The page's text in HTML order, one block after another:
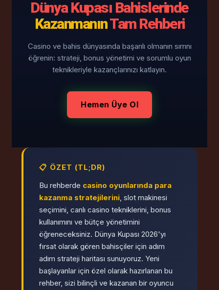
Dünya Kupası Bahislerinde
KazanmanınTam Rehberi
Casino ve bahis dünyasında başarılı olmanın sırrını
öğrenin: strateji, bonus yönetimi ve sorumlu oyun
teknikleriyle kazançlarınızı katlayın.
Hemen Üye Ol
📋 ÖZET (TL;DR)
Bu rehberde casino oyunlarında para
kazanma stratejilerini, slot makinesi
seçimini, canlı casino tekniklerini, bonus
kullanımını ve bütçe yönetimini
öğreneceksiniz. Dünya Kupası 2026'yı
fırsat olarak gören bahisçiler için adım
adım strateji haritası sunuyoruz. Yeni
başlayanlar için özel olarak hazırlanan bu
rehber, sizi bilinçli ve kazanan bir oyuncu